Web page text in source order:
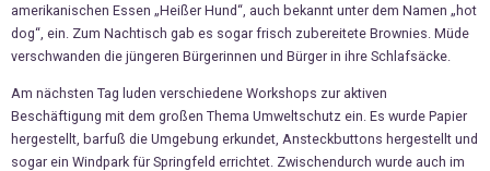
amerikanischen Essen „Heißer Hund“, auch bekannt unter dem Namen „hot
dog“, ein. Zum Nachtisch gab es sogar frisch zubereitete Brownies. Müde
verschwanden die jüngeren Bürgerinnen und Bürger in ihre Schlafsäcke.
Am nächsten Tag luden verschiedene Workshops zur aktiven
Beschäftigung mit dem großen Thema Umweltschutz ein. Es wurde Papier
hergestellt, barfuß die Umgebung erkundet, Ansteckbuttons hergestellt und
sogar ein Windpark für Springfeld errichtet. Zwischendurch wurde auch im